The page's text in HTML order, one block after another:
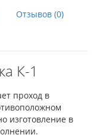
Отзывов (0)
К-1
проход в
изготовление в